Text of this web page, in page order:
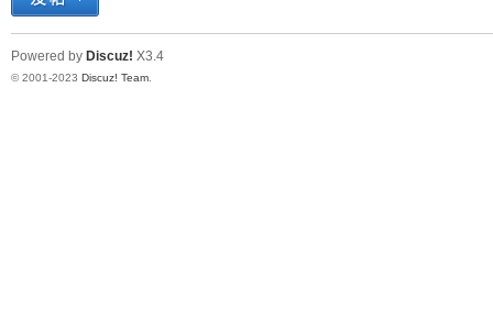
Powered by Discuz! X3.4
© 2001-2023 Discuz! Team.